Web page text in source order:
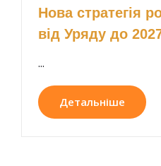
Нова стратегія
від Уряду до
...
Детальніше